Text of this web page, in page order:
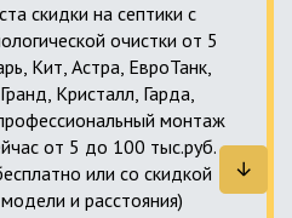
скидки на септики с
очистки от 5
Кит, Астра, ЕвроТанк,
Кристалл, Гарда,
монтаж
от 5 до 100 тыс.руб.
или со скидкой
и расстояния)